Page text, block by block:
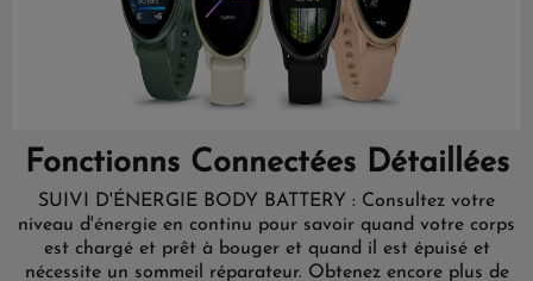
Fonctionns Connectées Détaillées
SUIVI D'ÉNERGIE BODY BATTERY : Consultez votre
niveau d'énergie en continu pour savoir quand votre corps
est chargé et prêt à bouger et quand il est épuisé et
nécessite un sommeil réparateur. Obtenez encore plus de